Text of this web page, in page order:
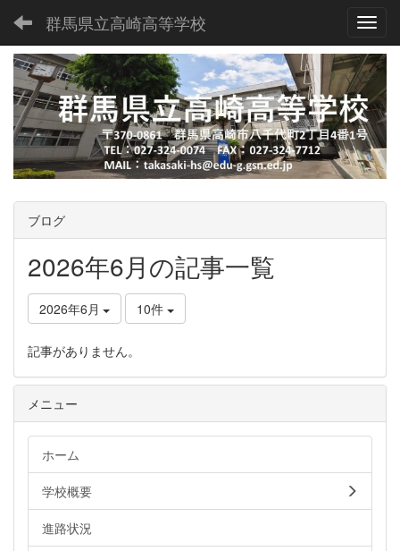
群馬県立高崎高等学校
ブログ
2026年6月の記事一覧
2026年6月 10件
記事がありません。
メニュー
ホーム
学校概要
進路状況